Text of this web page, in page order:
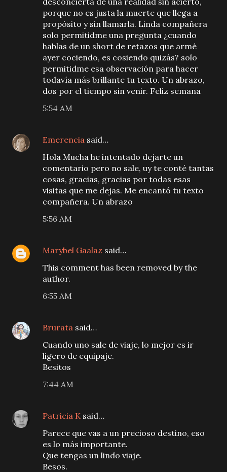
porque no es justa la muerte que llega a
propósito y sin llamarla. Linda compañera
solo permitidme una pregunta ¿cuando
hablas de un short de retazos que armé
ayer cociendo, es cosiendo quizás? solo
permitidme esa observación para hacer
todavía más brillante tu texto. Un abrazo,
dos por el tiempo sin venir. Feliz semana
5:54 AM
Emerencia said…
Hola Mucha he intentado dejarte un
comentario pero no sale, uy te conté tantas
cosas, gracias, gracias por todas esas
visitas que me dejas. Me encantó tu texto
compañera. Un abrazo
5:56 AM
Marybel Gaalaz said…
This comment has been removed by the
author.
6:55 AM
Brurata said…
Cuando uno sale de viaje, lo mejor es ir
ligero de equipaje.
Besitos
7:44 AM
Patricia K said…
Parece que vas a un precioso destino, eso
es lo más importante.
Que tengas un lindo viaje.
Besos.